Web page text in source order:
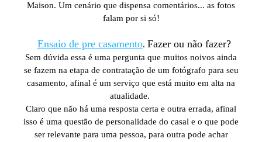
Maison. Um cenário que dispensa comentários... as fotos
falam por si só!
Ensaio de pre casamento. Fazer ou não fazer?
Sem dúvida essa é uma pergunta que muitos noivos ainda
se fazem na etapa de contratação de um fotógrafo para seu
casamento, afinal é um serviço que está muito em alta na
atualidade.
Claro que não há uma resposta certa e outra errada, afinal
isso é uma questão de personalidade do casal e o que pode
ser relevante para uma pessoa, para outra pode achar